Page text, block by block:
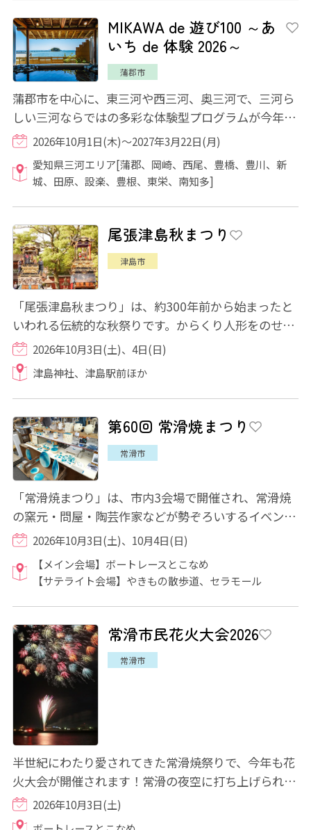
MIKAWA de 遊び100 ～あ
いち de 体験 2026～
蒲郡市
蒲郡市を中心に、東三河や西三河、奥三河で、三河ら
しい三河ならではの多彩な体験型プログラムが今年も
開催されます。自然、文化、歴史、そして暮...
2026年10月1日(木)～2027年3月22日(月)
愛知県三河エリア[蒲郡、岡崎、西尾、豊橋、豊川、新
城、田原、設楽、豊根、東栄、南知多]
尾張津島秋まつり
津島市
「尾張津島秋まつり」は、約300年前から始まったと
いわれる伝統的な秋祭りです。からくり人形をのせた
豪華絢爛な山車が津島のまちを華やかに彩りま...
2026年10月3日(土)、4日(日)
津島神社、津島駅前ほか
第60回 常滑焼まつり
常滑市
「常滑焼まつり」は、市内3会場で開催され、常滑焼
の窯元・問屋・陶芸作家などが勢ぞろいするイベント
です。逸品・限定品・お値打ち品の販売が予定...
2026年10月3日(土)、10月4日(日)
【メイン会場】ボートレースとこなめ
【サテライト会場】やきもの散歩道、セラモール
常滑市民花火大会2026
常滑市
半世紀にわたり愛されてきた常滑焼祭りで、今年も花
火大会が開催されます！常滑の夜空に打ち上げられる
花火が、「常滑焼まつり」を盛り上げます♪海...
2026年10月3日(土)